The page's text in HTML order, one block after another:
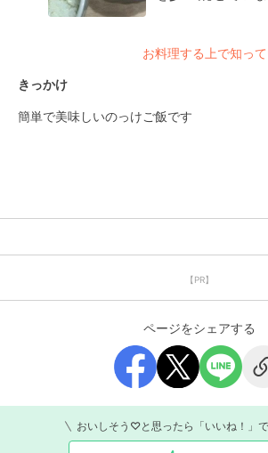
お料理する上で知っ
きっかけ
簡単で美味しいのっけご飯です
【PR】
ページをシェアする
おいしそう♡と思ったら「いいね！」